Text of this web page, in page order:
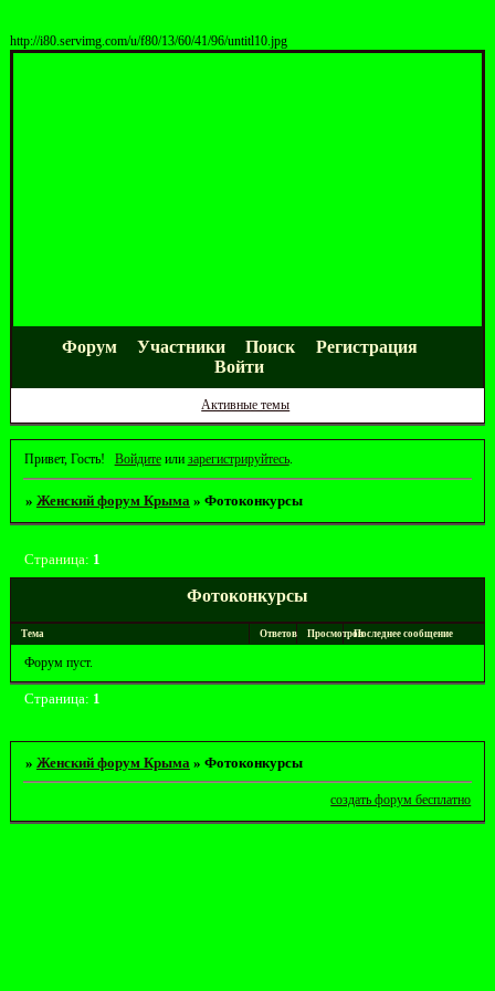
http://i80.servimg.com/u/f80/13/60/41/96/untitl10.jpg
Форум Участники Поиск
Регистрация
Войти
Активные темы
Привет, Гость! Войдитеили зарегистрируйтесь.
» Женский форум Крыма » Фотоконкурсы
Фотоконкурсы
Страница: 1
Тема Ответов ПросмотровПоследнее сообщение
Форум пуст.
Страница: 1
» Женский форум Крыма » Фотоконкурсы
создать форум бесплатно